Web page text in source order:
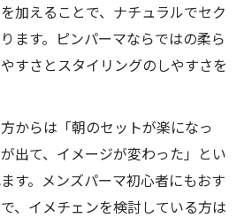
加えることで、ナチュラルでセク
ます。ピンパーマならではの柔ら
すさとスタイリングのしやすさを
からは「朝のセットが楽になっ
出て、イメージが変わった」とい
す。メンズパーマ初心者にもおす
、イメチェンを検討している方は